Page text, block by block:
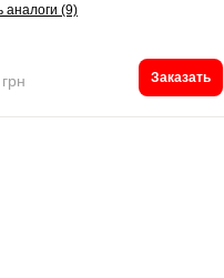
аналоги (9)
грн Заказать